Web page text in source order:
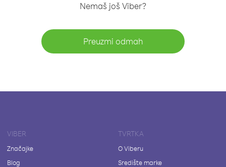
Nemaš još Viber?
Preuzmi odmah
VIBER
Značajke
Blog
TVRTKA
O Viberu
Središte marke